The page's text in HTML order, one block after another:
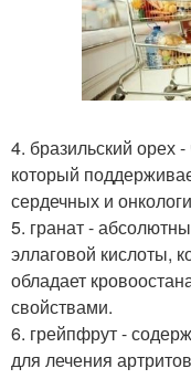
4. бразильский орех
который
сердечных и
5. гранат -
эллаговой кислоты,
обладает
свойствами.
6. грейпфрут -
для лечения